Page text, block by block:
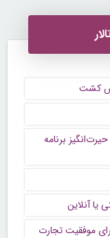
کشت
برنامه
موفقیت تجارت